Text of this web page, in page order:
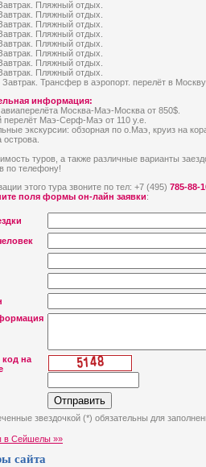
Пляжный отдых.
Пляжный отдых.
Пляжный отдых.
Пляжный отдых.
Пляжный отдых.
Пляжный отдых.
Пляжный отдых.
Пляжный отдых.
Завтрак. Трансфер в аэропорт. перелёт в
информация:
Москва-Маэ-Москва от 850$.
перелёт Маэ-Серф-Маэ от 110 у.е.
экскурсии: обзорная по о.Маэ, круиз на
острова.
туров, а также различные варианты
по телефону!
этого тура звоните по тел: +7 (495) 785-88-
поля формы он-лайн заявки:
код на
звездочкой (*) обязательны для
в Сейшелы »»
сайта